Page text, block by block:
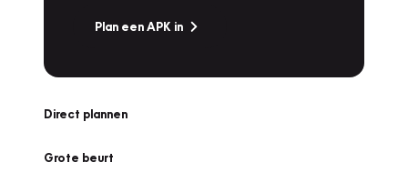
Plan een APK in
Direct plannen
Grote beurt